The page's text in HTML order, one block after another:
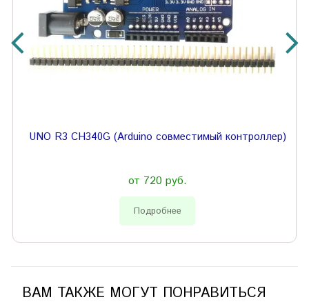
UNO R3 CH340G (Arduino совместимый контроллер)
от 720 руб.
Подробнее
ВАМ ТАКЖЕ МОГУТ ПОНРАВИТЬСЯ